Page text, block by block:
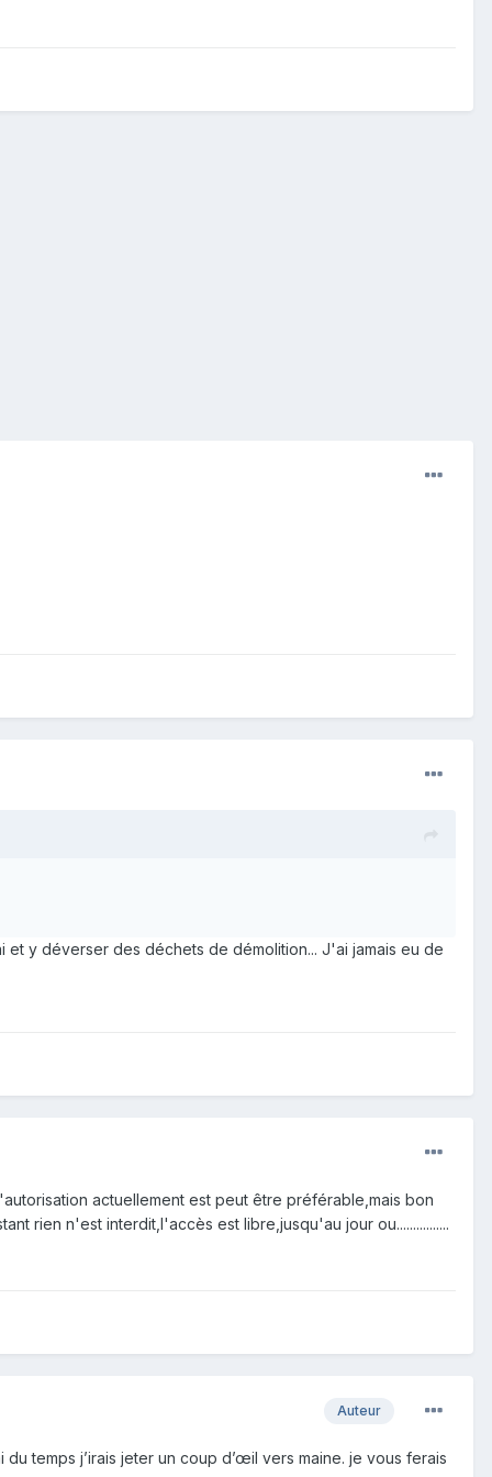
y déverser des déchets de démolition... J'ai jamais eu de
actuellement est peut être préférable,mais bon
rien n'est interdit,l'accès est libre,jusqu'au jour ou................
Auteur
temps j’irais jeter un coup d’œil vers maine. je vous ferais